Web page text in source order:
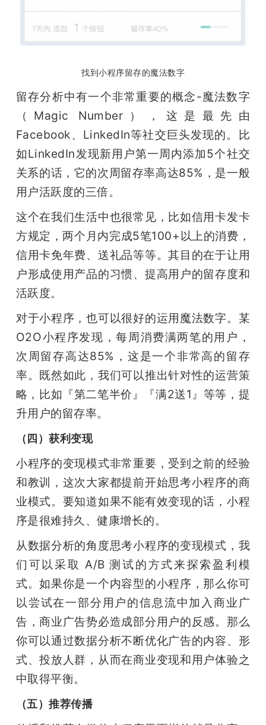
找到小程序留存的魔法数字
留存分析中有一个非常重要的概念-魔法数字
（Magic Number），这是最先由
Facebook、LinkedIn等社交巨头发现的。比
如LinkedIn发现新用户第一周内添加5个社交
关系的话，它的次周留存率高达85%，是一般
用户活跃度的三倍。
这个在我们生活中也很常见，比如信用卡发卡
方规定，两个月内完成5笔100+以上的消费，
信用卡免年费、送礼品等等。其目的在于让用
户形成使用产品的习惯、提高用户的留存度和
活跃度。
对于小程序，也可以很好的运用魔法数字。某
O2O小程序发现，每周消费满两笔的用户，
次周留存高达85%，这是一个非常高的留存
率。既然如此，我们可以推出针对性的运营策
略，比如『第二笔半价』『满2送1』等等，提
升用户的留存率。
（四）获利变现
小程序的变现模式非常重要，受到之前的经验
和教训，这次大家都提前开始思考小程序的商
业模式。要知道如果不能有效变现的话，小程
序是很难持久、健康增长的。
从数据分析的角度思考小程序的变现模式，我
们可以采取 A/B 测试的方式来探索盈利模
式。如果你是一个内容型的小程序，那么你可
以尝试在一部分用户的信息流中加入商业广
告，商业广告势必造成部分用户的反感。那么
你可以通过数据分析不断优化广告的内容、形
式、投放人群，从而在商业变现和用户体验之
中取得平衡。
（五）推荐传播